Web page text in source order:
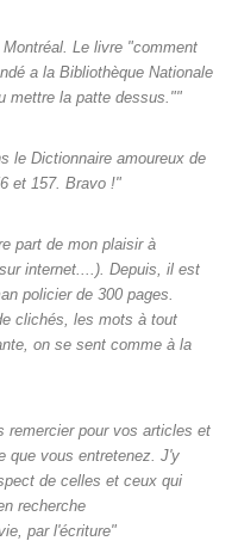
Le livre "comment
a la Bibliothèque Nationale
mettre la patte dessus.""
le Dictionnaire amoureux de
et 157. Bravo !"
part de mon plaisir à
internet....). Depuis, il est
policier de 300 pages.
clichés, les mots à tout
on se sent comme à la
remercier pour vos articles et
que vous entretenez. J'y
de celles et ceux qui
recherche
par l'écriture"